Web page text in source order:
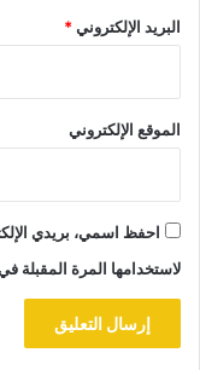
البريد الإلكتروني*
الموقع الإلكتروني
احفظ اسمي، بريدي
لاستخدامها المرة المقبلة